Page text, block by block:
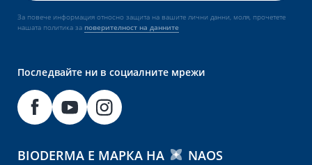
За повече информация относно защита на вашите лични данни, моля, прочетете
нашата политика за поверителност на данните
Последвайте ни в социалните мрежи
BIODERMA Е МАРКА НА NAOS